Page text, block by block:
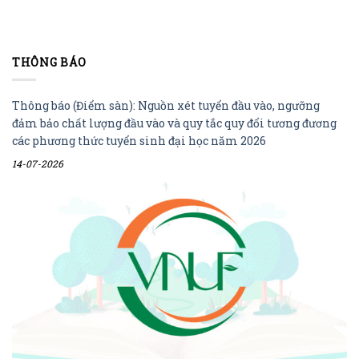
THÔNG BÁO
Thông báo (Điểm sàn): Nguồn xét tuyển đầu vào, ngưỡng
đảm bảo chất lượng đầu vào và quy tắc quy đổi tương đương
các phương thức tuyển sinh đại học năm 2026
14-07-2026